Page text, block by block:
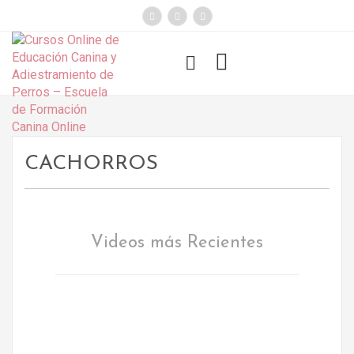
Funny Dogs
CACHORROS
Videos más Recientes